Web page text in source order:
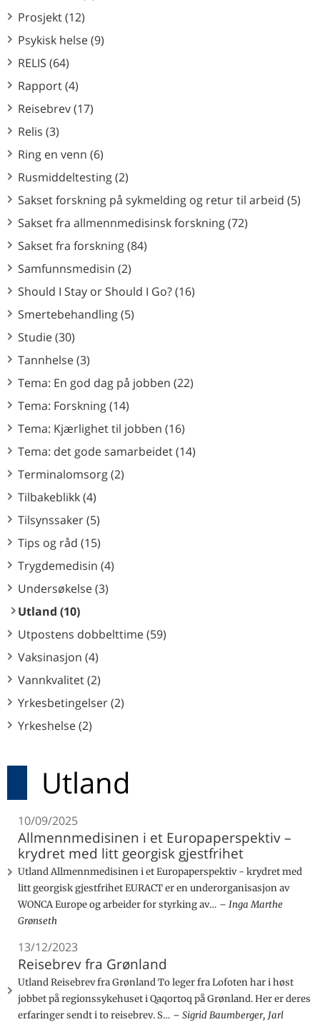
Prosjekt (12)
Psykisk helse (9)
RELIS (64)
Rapport (4)
Reisebrev (17)
Relis (3)
Ring en venn (6)
Rusmiddeltesting (2)
Sakset forskning på sykmelding og retur til arbeid (5)
Sakset fra allmennmedisinsk forskning (72)
Sakset fra forskning (84)
Samfunnsmedisin (2)
Should I Stay or Should I Go? (16)
Smertebehandling (5)
Studie (30)
Tannhelse (3)
Tema: En god dag på jobben (22)
Tema: Forskning (14)
Tema: Kjærlighet til jobben (16)
Tema: det gode samarbeidet (14)
Terminalomsorg (2)
Tilbakeblikk (4)
Tilsynssaker (5)
Tips og råd (15)
Trygdemedisin (4)
Undersøkelse (3)
Utland (10)
Utpostens dobbelttime (59)
Vaksinasjon (4)
Vannkvalitet (2)
Yrkesbetingelser (2)
Yrkeshelse (2)
Utland
10/09/2025
Allmennmedisinen i et Europaperspektiv –
krydret med litt georgisk gjestfrihet
Utland Allmennmedisinen i et Europaperspektiv - krydret med
litt georgisk gjestfrihet EURACT er en underorganisasjon av
WONCA Europe og arbeider for styrking av…
Inga Marthe
Grønseth
13/12/2023
Reisebrev fra Grønland
Utland Reisebrev fra Grønland To leger fra Lofoten har i høst
jobbet på regionssykehuset i Qaqortoq på Grønland. Her er deres
erfaringer sendt i to reisebrev. S…
Sigrid Baumberger, Jarl